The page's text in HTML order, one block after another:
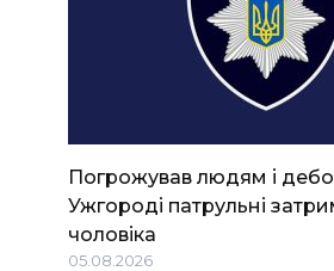
Погрожував людям і
Ужгороді патрульні
чоловіка
05.08.2026